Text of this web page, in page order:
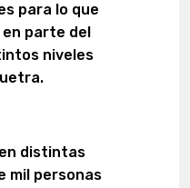
para lo que
parte del
niveles
distintas
mil personas